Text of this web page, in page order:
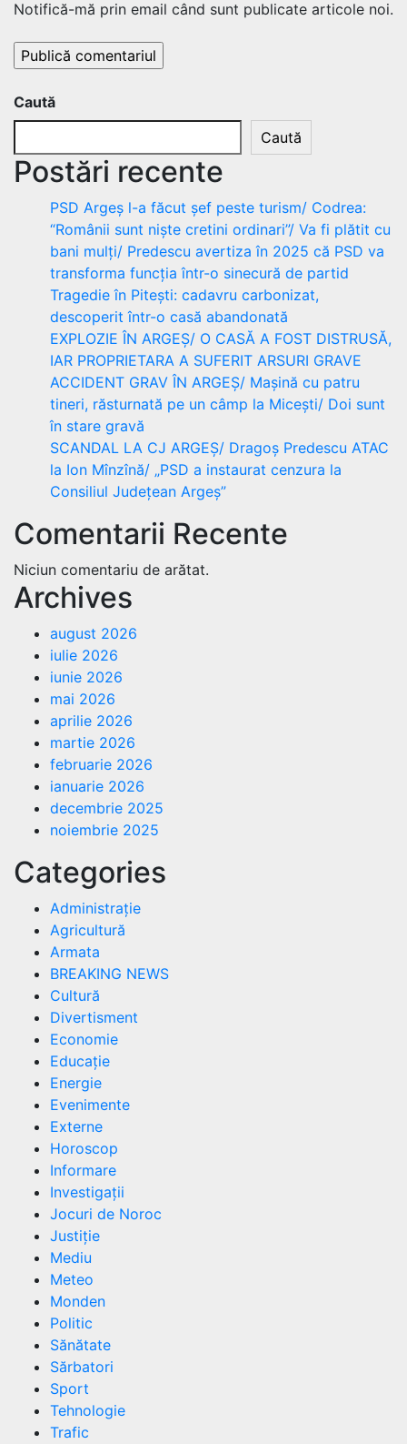
Notifică-mă prin email când sunt publicate articole noi.
Caută
Caută
Postări recente
PSD Argeș l-a făcut șef peste turism/ Codrea:
“Românii sunt niște cretini ordinari”/ Va fi plătit cu
bani mulți/ Predescu avertiza în 2025 că PSD va
transforma funcția într-o sinecură de partid
Tragedie în Pitești: cadavru carbonizat,
descoperit într-o casă abandonată
EXPLOZIE ÎN ARGEȘ/ O CASĂ A FOST DISTRUSĂ,
IAR PROPRIETARA A SUFERIT ARSURI GRAVE
ACCIDENT GRAV ÎN ARGEȘ/ Mașină cu patru
tineri, răsturnată pe un câmp la Micești/ Doi sunt
în stare gravă
SCANDAL LA CJ ARGEȘ/ Dragoș Predescu ATAC
la Ion Mînzînă/ „PSD a instaurat cenzura la
Consiliul Județean Argeș”
Comentarii Recente
Niciun comentariu de arătat.
Archives
august 2026
iulie 2026
iunie 2026
mai 2026
aprilie 2026
martie 2026
februarie 2026
ianuarie 2026
decembrie 2025
noiembrie 2025
Categories
Administrație
Agricultură
Armata
BREAKING NEWS
Cultură
Divertisment
Economie
Educație
Energie
Evenimente
Externe
Horoscop
Informare
Investigații
Jocuri de Noroc
Justiție
Mediu
Meteo
Monden
Politic
Sănătate
Sărbatori
Sport
Tehnologie
Trafic